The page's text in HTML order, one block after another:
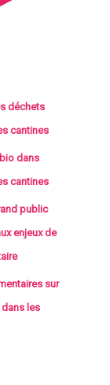
déchets
cantines
dans
cantines
public
enjeux de
sur
dans les